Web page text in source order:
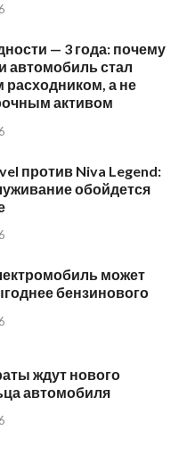
— 3 года: почему
автомобиль стал
расходником, а не
активом
против Niva Legend:
обойдется
может
бензинового
ждут нового
автомобиля